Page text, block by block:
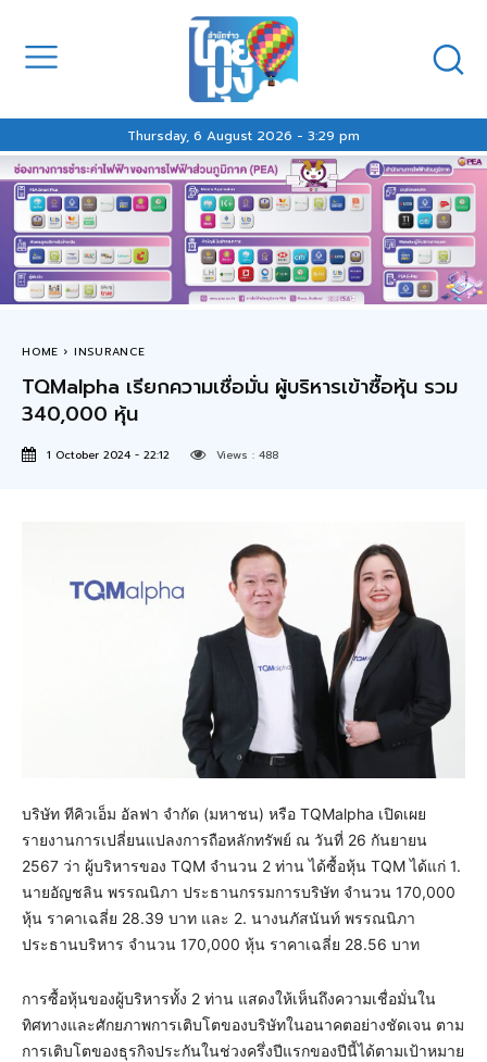
Thursday, 6 August 2026 - 3:29 pm
HOME INSURANCE
TQMalpha เรียกความเชื่อมั่น ผู้บริหารเข้าซื้อหุ้น รวม
340,000 หุ้น
1 October 2024 - 22:12 Views : 488
บริษัท ทีคิวเอ็ม อัลฟา จำกัด (มหาชน) หรือ TQMalpha เปิดเผย
รายงานการเปลี่ยนแปลงการถือหลักทรัพย์ ณ วันที่ 26 กันยายน
2567 ว่า ผู้บริหารของ TQM จำนวน 2 ท่าน ได้ซื้อหุ้น TQM ได้แก่ 1.
นายอัญชลิน พรรณนิภา ประธานกรรมการบริษัท จำนวน 170,000
หุ้น ราคาเฉลี่ย 28.39 บาท และ 2. นางนภัสนันท์ พรรณนิภา
ประธานบริหาร จำนวน 170,000 หุ้น ราคาเฉลี่ย 28.56 บาท
การซื้อหุ้นของผู้บริหารทั้ง 2 ท่าน แสดงให้เห็นถึงความเชื่อมั่นใน
ทิศทางและศักยภาพการเติบโตของบริษัทในอนาคตอย่างชัดเจน ตาม
การเติบโตของธุรกิจประกันในช่วงครึ่งปีแรกของปีนี้ได้ตามเป้าหมาย